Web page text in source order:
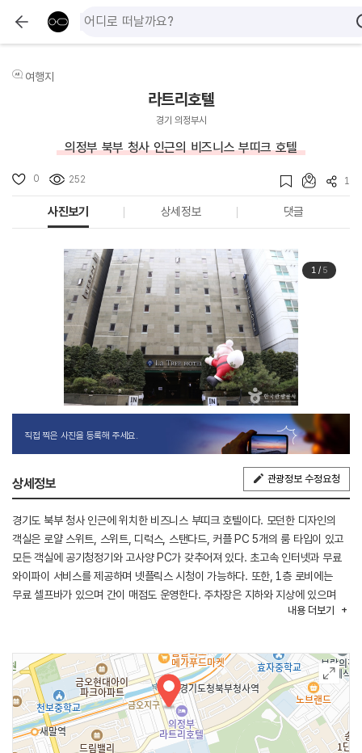
여행지
라트리호텔
경기 의정부시
의정부 북부 청사 인근의 비즈니스 부띠크 호텔
0 252 1
사진보기 상세정보 댓글
1/ 5
직접 찍은 사진을 등록해 주세요.
상세정보 관광정보 수정요청
경기도 북부 청사 인근에 위치한 비즈니스 부띠크 호텔이다. 모던한 디자인의
객실은 로얄 스위트, 스위트, 디럭스, 스탠다드, 커플 PC 5개의 룸 타입이 있고
모든 객실에 공기청정기와 고사양 PC가 갖추어져 있다. 초고속 인터넷과 무료
와이파이 서비스를 제공하며 넷플릭스 시청이 가능하다. 또한, 1층 로비에는
무료 셀프바가 있으며 간이 매점도 운영한다. 주차장은 지하와 지상에 있으며
발렛주차 서비스를 제공한다. 의정부경천철 경기도청북부청사역 2번 출구에서
추동근린공원 등이 있다.
내용 더보기